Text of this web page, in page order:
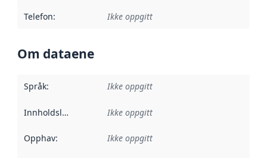
Telefon: Ikke oppgitt
Om dataene
Språk: Ikke oppgitt
Innholdsleverandører :
Ikke oppgitt
Opphav: Ikke oppgitt